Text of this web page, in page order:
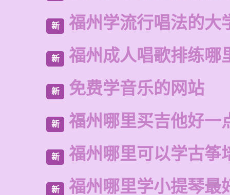
新 福州学流行唱法的大
新 福州成人唱歌排练哪
新 免费学音乐的网站
新 福州哪里买吉他好一
新 福州哪里可以学古筝
新 福州哪里学小提琴最